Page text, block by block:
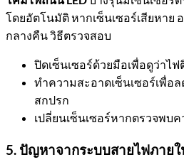
โดยอัตโนมัติ หากเซ็นเซอร์เสียหาย
กลางคืน วิธีตรวจสอบ
ปิดเซ็นเซอร์ด้วยมือเพื่อดูว่าไ
ทำความสะอาดเซ็นเซอร์เพื่อ
สกปรก
เปลี่ยนเซ็นเซอร์หากตรวจพบค
5. ปัญหาจากระบบสายไฟภาย